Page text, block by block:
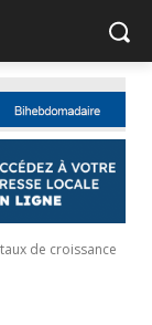
de croissance